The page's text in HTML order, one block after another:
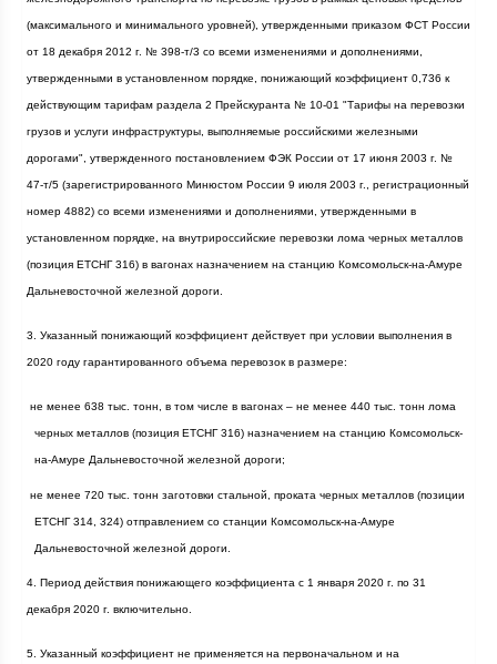
(максимального и минимального уровней), утвержденными приказом ФСТ России
от 18 декабря 2012 г. № 398-т/3 со всеми изменениями и дополнениями,
утвержденными в установленном порядке, понижающий коэффициент 0,736 к
действующим тарифам раздела 2 Прейскуранта № 10-01 "Тарифы на перевозки
грузов и услуги инфраструктуры, выполняемые российскими железными
дорогами", утвержденного постановлением ФЭК России от 17 июня 2003 г. №
47-т/5 (зарегистрированного Минюстом России 9 июля 2003 г., регистрационный
номер 4882) со всеми изменениями и дополнениями, утвержденными в
установленном порядке, на внутрироссийские перевозки лома черных металлов
(позиция ЕТСНГ 316) в вагонах назначением на станцию Комсомольск-на-Амуре
Дальневосточной железной дороги.
3. Указанный понижающий коэффициент действует при условии выполнения в
2020 году гарантированного объема перевозок в размере:
не менее 638 тыс. тонн, в том числе в вагонах – не менее 440 тыс. тонн лома
черных металлов (позиция ЕТСНГ 316) назначением на станцию Комсомольск-
на-Амуре Дальневосточной железной дороги;
не менее 720 тыс. тонн заготовки стальной, проката черных металлов (позиции
ЕТСНГ 314, 324) отправлением со станции Комсомольск-на-Амуре
Дальневосточной железной дороги.
4. Период действия понижающего коэффициента с 1 января 2020 г. по 31
декабря 2020 г. включительно.
5. Указанный коэффициент не применяется на первоначальном и на